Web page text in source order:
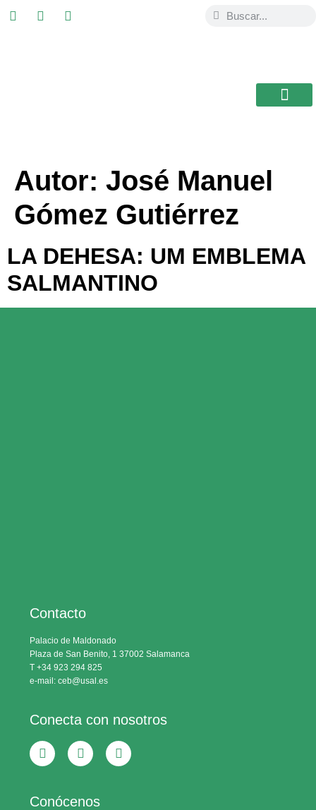
Autor: José Manuel
Gómez Gutiérrez
LA DEHESA: UM EMBLEMA
SALMANTINO
Contacto
Palacio de Maldonado
Plaza de San Benito, 1 37002 Salamanca
T +34 923 294 825
e-mail: ceb@usal.es
Conecta con nosotros
Conócenos